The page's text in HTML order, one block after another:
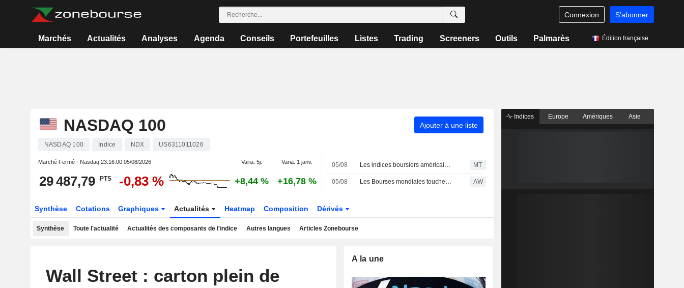
Connexion S'abonner
Marchés Actualités Analyses Agenda Conseils Portefeuilles Listes Trading Screeners Outils Palmarès Édition française
NASDAQ 100 Ajouter à une liste
NASDAQ 100 Indice NDX US6311011026
Marché Fermé - Nasdaq 23:16:00 05/08/2026 Varia. 5j. Varia. 1 janv.
29 487,79 PTS -0,83 % +8,44 % +16,78 %
05/08 Les indices boursiers américains terminent en ordre dispersé, plombés par les méga-capitalisations de la tech et des télécoms ; une issue se dessine pour le détroit d'Ormuz MT
05/08 Les Bourses mondiales touchent des records, sans s'emballer pour autant AW
Synthèse Cotations Graphiques Actualités Heatmap Composition Dérivés
Synthèse Toute l'actualité Actualités des composants de l'indice Autres langues Articles Zonebourse
Wall Street : carton plein de
A la une
Indices Europe Amériques Asie